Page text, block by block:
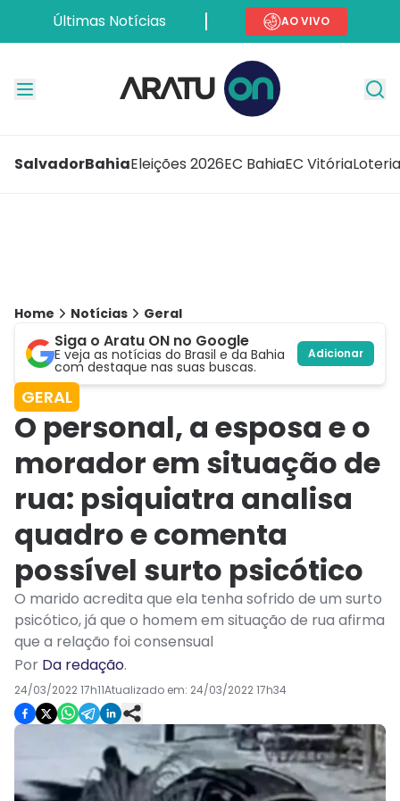
Últimas Notícias AO VIVO
SalvadorBahiaEleições 2026EC BahiaEC Vitória
Home Notícias Geral
Siga o Aratu ON no Google
E veja as notícias do Brasil e da Bahia
com destaque nas suas buscas.
Adicionar
GERAL
O personal, a esposa e o
morador em situação de
rua: psiquiatra analisa
quadro e comenta
possível surto psicótico
O marido acredita que ela tenha sofrido de um surto
psicótico, já que o homem em situação de rua afirma
que a relação foi consensual
Por Da redação.
24/03/2022 17h11Atualizado em: 24/03/2022 17h34